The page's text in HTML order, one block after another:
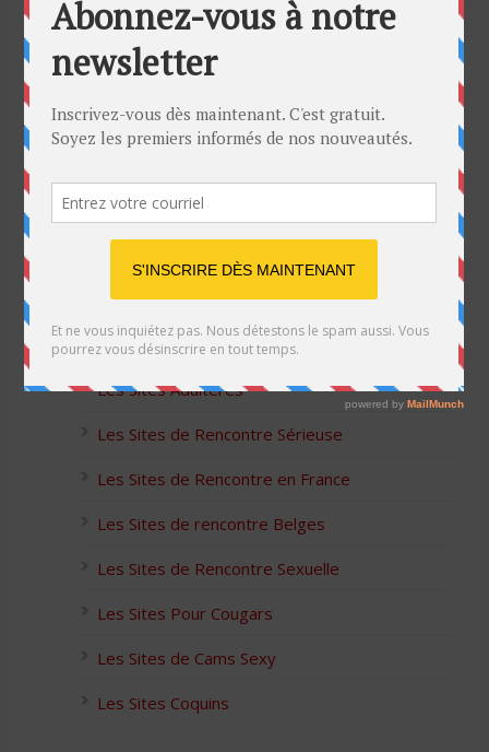
5 idées cadeaux Moulinex pour votre mère
pour l’Action de Grâce
Blague de café: Une femme infidèle trompe
son mari
Listes des Sites de Rencontre
Les Sites Libertins
Les Apps pour les Couples Échangistes
Les Sites Adultères
Les Sites de Rencontre Sérieuse
Les Sites de Rencontre en France
Les Sites de rencontre Belges
Les Sites de Rencontre Sexuelle
Les Sites Pour Cougars
Les Sites de Cams Sexy
Les Sites Coquins